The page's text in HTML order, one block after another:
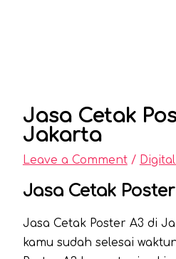
Jasa Cetak
Jakarta
Leave a Comment /
Jasa Cetak
Jasa Cetak Poster A3 di
kamu sudah selesai